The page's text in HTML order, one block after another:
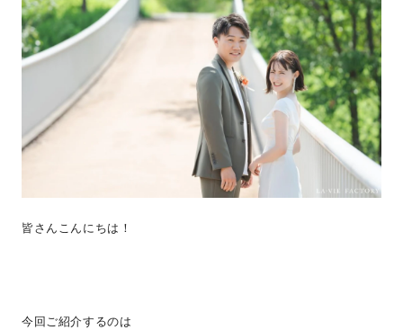
皆さんこんにちは！
今回ご紹介するのは